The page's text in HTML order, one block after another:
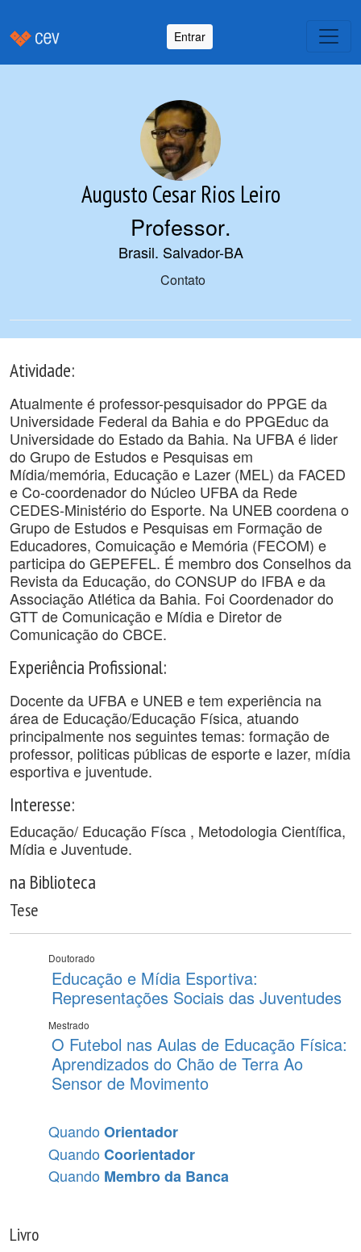
Entrar
Augusto Cesar Rios Leiro
Professor.
Brasil. Salvador-BA
Contato
Atividade:
Atualmente é professor-pesquisador do PPGE da
Universidade Federal da Bahia e do PPGEduc da
Universidade do Estado da Bahia. Na UFBA é lider
do Grupo de Estudos e Pesquisas em
Mídia/memória, Educação e Lazer (MEL) da FACED
e Co-coordenador do Núcleo UFBA da Rede
CEDES-Ministério do Esporte. Na UNEB coordena o
Grupo de Estudos e Pesquisas em Formação de
Educadores, Comuicação e Memória (FECOM) e
participa do GEPEFEL. É membro dos Conselhos da
Revista da Educação, do CONSUP do IFBA e da
Associação Atlética da Bahia. Foi Coordenador do
GTT de Comunicação e Mídia e Diretor de
Comunicação do CBCE.
Experiência Profissional:
Docente da UFBA e UNEB e tem experiência na
área de Educação/Educação Física, atuando
principalmente nos seguintes temas: formação de
professor, politicas públicas de esporte e lazer, mídia
esportiva e juventude.
Interesse:
Educação/ Educação Físca , Metodologia Científica,
Mídia e Juventude.
na Biblioteca
Tese
Doutorado
Educação e Mídia Esportiva:
Representações Sociais das Juventudes
Mestrado
O Futebol nas Aulas de Educação Física:
Aprendizados do Chão de Terra Ao
Sensor de Movimento
Quando Orientador
Quando Coorientador
Quando Membro da Banca
Livro